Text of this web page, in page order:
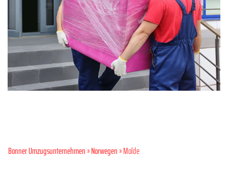
Bonner Umzugsunternehmen»Norwegen» Molde